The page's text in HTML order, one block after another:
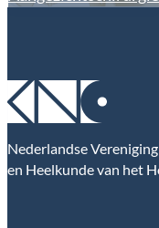
Nederlandse
en Heelkunde van het